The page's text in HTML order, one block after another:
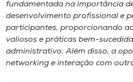
A
Internacionalização
fundamentada na importância
desenvolvimento profissional e
participantes, proporcionando
valiosos e práticas bem-
administrativo. Além disso, a
networking e interação com